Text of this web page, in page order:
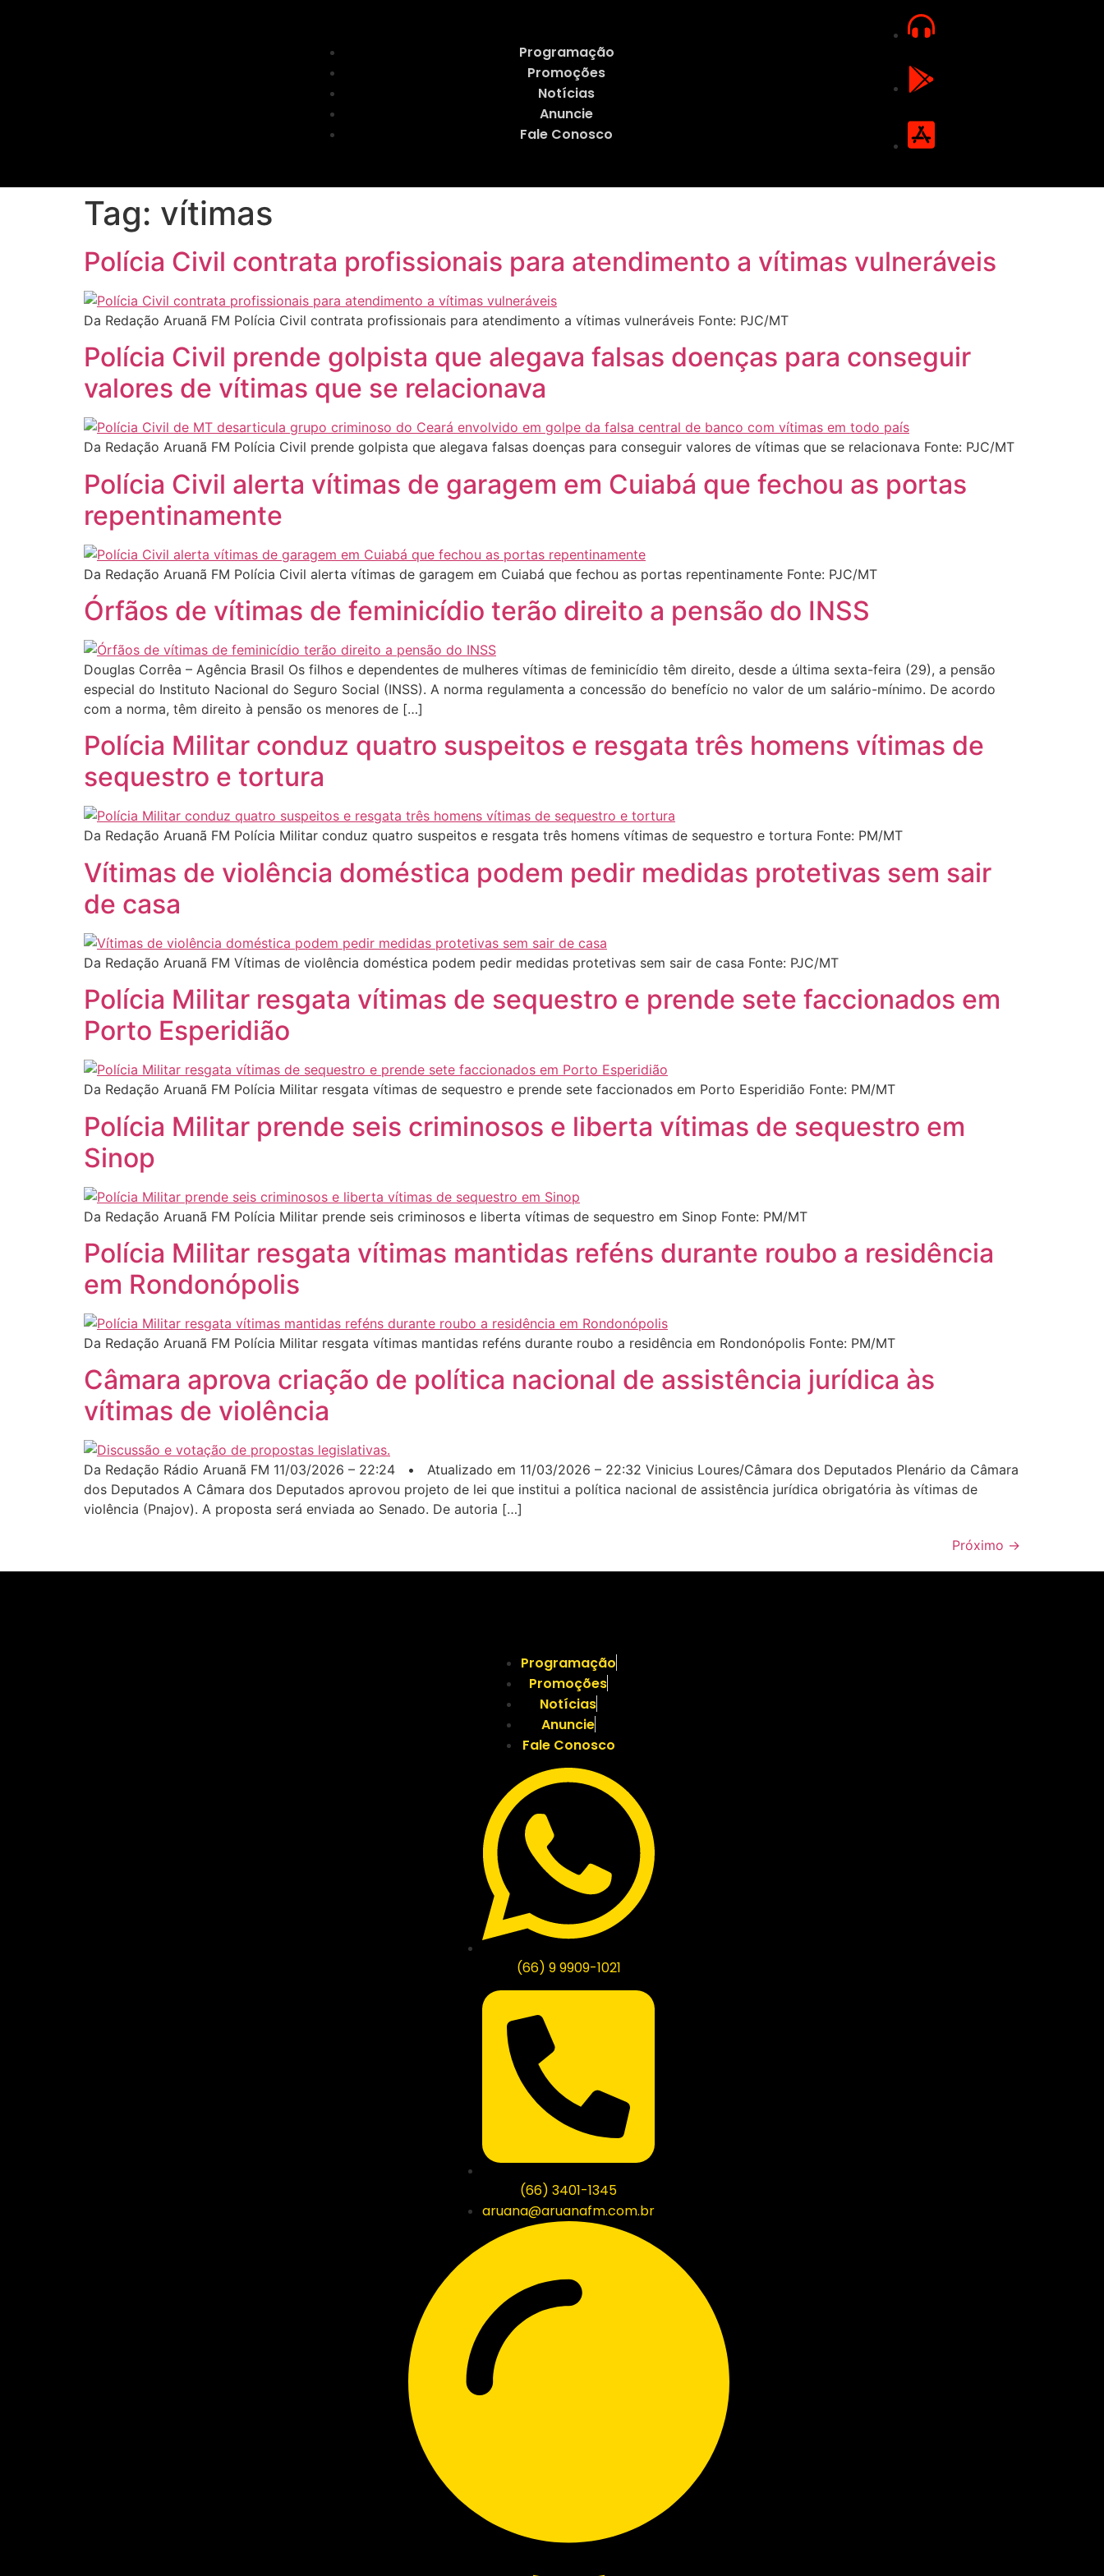
Programação
Promoções
Notícias
Anuncie
Fale Conosco
Tag: vítimas
Polícia Civil contrata profissionais para atendimento a vítimas vulneráveis
Da Redação Aruanã FM Polícia Civil contrata profissionais para atendimento a vítimas vulneráveis Fonte: PJC/MT
Polícia Civil prende golpista que alegava falsas doenças para conseguir
valores de vítimas que se relacionava
Da Redação Aruanã FM Polícia Civil prende golpista que alegava falsas doenças para conseguir valores de vítimas que se relacionava Fonte: PJC/MT
Polícia Civil alerta vítimas de garagem em Cuiabá que fechou as portas
repentinamente
Da Redação Aruanã FM Polícia Civil alerta vítimas de garagem em Cuiabá que fechou as portas repentinamente Fonte: PJC/MT
Órfãos de vítimas de feminicídio terão direito a pensão do INSS
Douglas Corrêa – Agência Brasil Os filhos e dependentes de mulheres vítimas de feminicídio têm direito, desde a última sexta-feira (29), a pensão
especial do Instituto Nacional do Seguro Social (INSS). A norma regulamenta a concessão do benefício no valor de um salário-mínimo. De acordo
com a norma, têm direito à pensão os menores de […]
Polícia Militar conduz quatro suspeitos e resgata três homens vítimas de
sequestro e tortura
Da Redação Aruanã FM Polícia Militar conduz quatro suspeitos e resgata três homens vítimas de sequestro e tortura Fonte: PM/MT
Vítimas de violência doméstica podem pedir medidas protetivas sem sair
de casa
Da Redação Aruanã FM Vítimas de violência doméstica podem pedir medidas protetivas sem sair de casa Fonte: PJC/MT
Polícia Militar resgata vítimas de sequestro e prende sete faccionados em
Porto Esperidião
Da Redação Aruanã FM Polícia Militar resgata vítimas de sequestro e prende sete faccionados em Porto Esperidião Fonte: PM/MT
Polícia Militar prende seis criminosos e liberta vítimas de sequestro em
Sinop
Da Redação Aruanã FM Polícia Militar prende seis criminosos e liberta vítimas de sequestro em Sinop Fonte: PM/MT
Polícia Militar resgata vítimas mantidas reféns durante roubo a residência
em Rondonópolis
Da Redação Aruanã FM Polícia Militar resgata vítimas mantidas reféns durante roubo a residência em Rondonópolis Fonte: PM/MT
Câmara aprova criação de política nacional de assistência jurídica às
vítimas de violência
Da Redação Rádio Aruanã FM 11/03/2026 – 22:24 • Atualizado em 11/03/2026 – 22:32 Vinicius Loures/Câmara dos Deputados Plenário da Câmara
dos Deputados A Câmara dos Deputados aprovou projeto de lei que institui a política nacional de assistência jurídica obrigatória às vítimas de
violência (Pnajov). A proposta será enviada ao Senado. De autoria […]
Próximo →
Programação
Promoções
Notícias
Anuncie
Fale Conosco
(66) 9 9909-1021
(66) 3401-1345
aruana@aruanafm.com.br